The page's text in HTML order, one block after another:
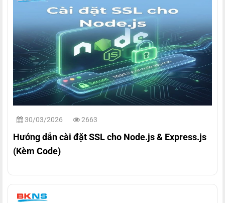
30/03/2026 2663
Hướng dẫn cài đặt SSL cho Node.js & Express.js
(Kèm Code)